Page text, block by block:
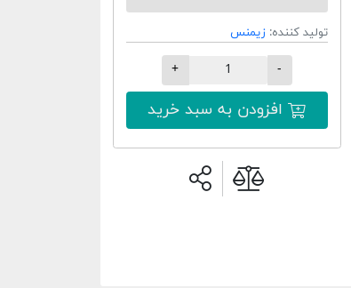
تولید کننده: زیمنس
-
+
افزودن به سبد خرید